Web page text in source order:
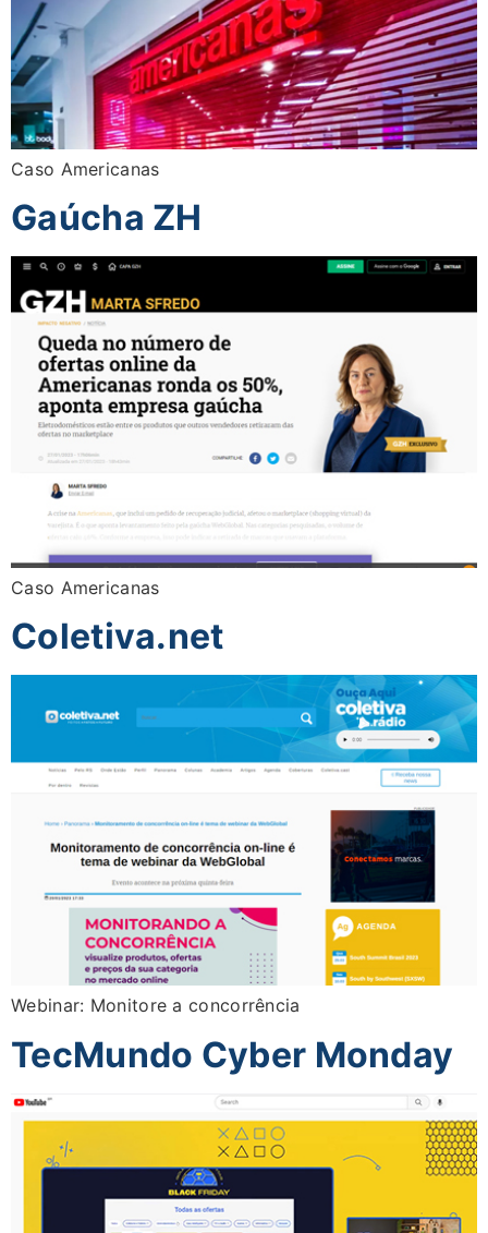
Caso Americanas
Gaúcha ZH
Caso Americanas
Coletiva.net
Webinar: Monitore a concorrência
TecMundo Cyber Monday